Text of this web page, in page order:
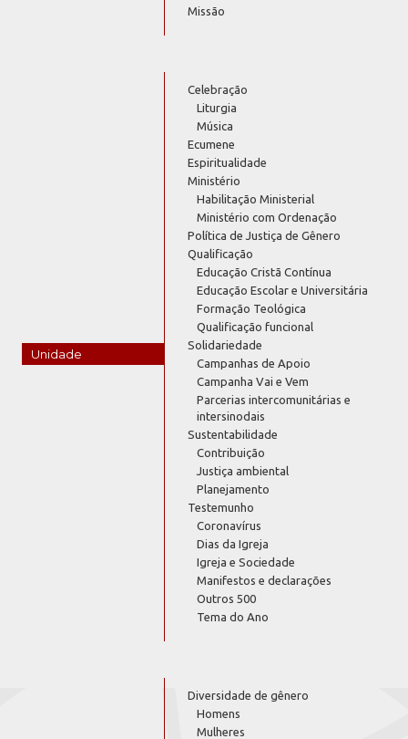
Missão
Unidade
Celebração
Liturgia
Música
Ecumene
Espiritualidade
Ministério
Habilitação Ministerial
Ministério com Ordenação
Política de Justiça de Gênero
Qualificação
Educação Cristã Contínua
Educação Escolar e Universitária
Formação Teológica
Qualificação funcional
Solidariedade
Campanhas de Apoio
Campanha Vai e Vem
Parcerias intercomunitárias e
intersinodais
Sustentabilidade
Contribuição
Justiça ambiental
Planejamento
Testemunho
Coronavírus
Dias da Igreja
Igreja e Sociedade
Manifestos e declarações
Outros 500
Tema do Ano
Diversidade de gênero
Homens
Mulheres